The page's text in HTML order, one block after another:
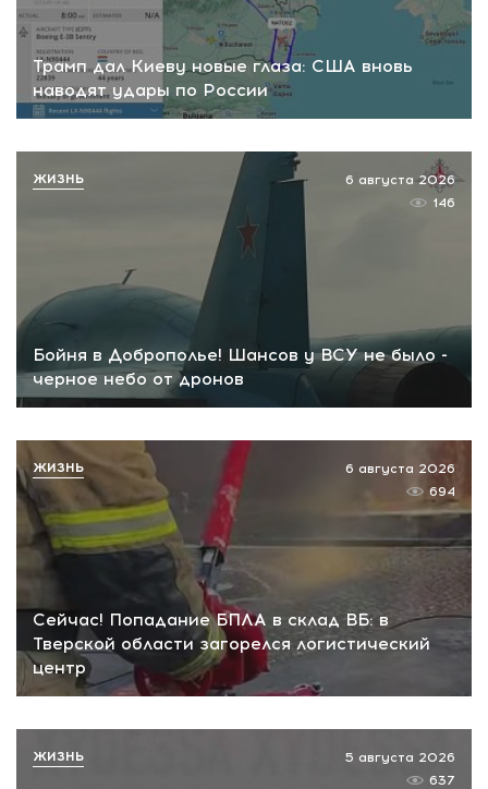
Трамп дал Киеву новые глаза: США вновь
наводят удары по России
Бойня в Доброполье! Шансов у ВСУ не было -
черное небо от дронов
6 августа 2026
146
ЖИЗНЬ
Сейчас! Попадание БПЛА в склад ВБ: в
Тверской области загорелся логистический
центр
6 августа 2026
694
ЖИЗНЬ
5 августа 2026
637
ЖИЗНЬ